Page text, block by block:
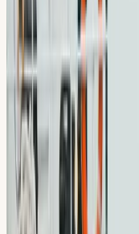
Körlektioner &
Risktvåan
Teorikurs
språk Välj din egen lärare
Kort bussresa eller
Lokalen i Hallunda
är
god tillgång till
uppkörningen.
körkort snabbt med
Slagsta